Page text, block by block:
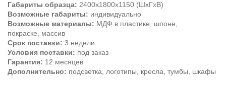
Габариты образца: 2400х1800х1150 (ШхГхВ)
Возможные габариты: индивидуально
Возможные материалы: МДФ в пластике, шпоне,
покраске, массив
Срок поставки: 3 недели
Условия поставки: под заказ
Гарантия: 12 месяцев
Дополнительно: подсветка, логотипы, кресла, тумбы, шкафы